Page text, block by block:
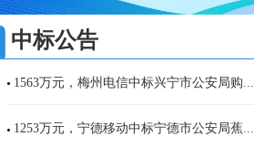
中标公告
1563万元，梅州电信中标兴宁市公安局购...
1253万元，宁德移动中标宁德市公安局蕉...